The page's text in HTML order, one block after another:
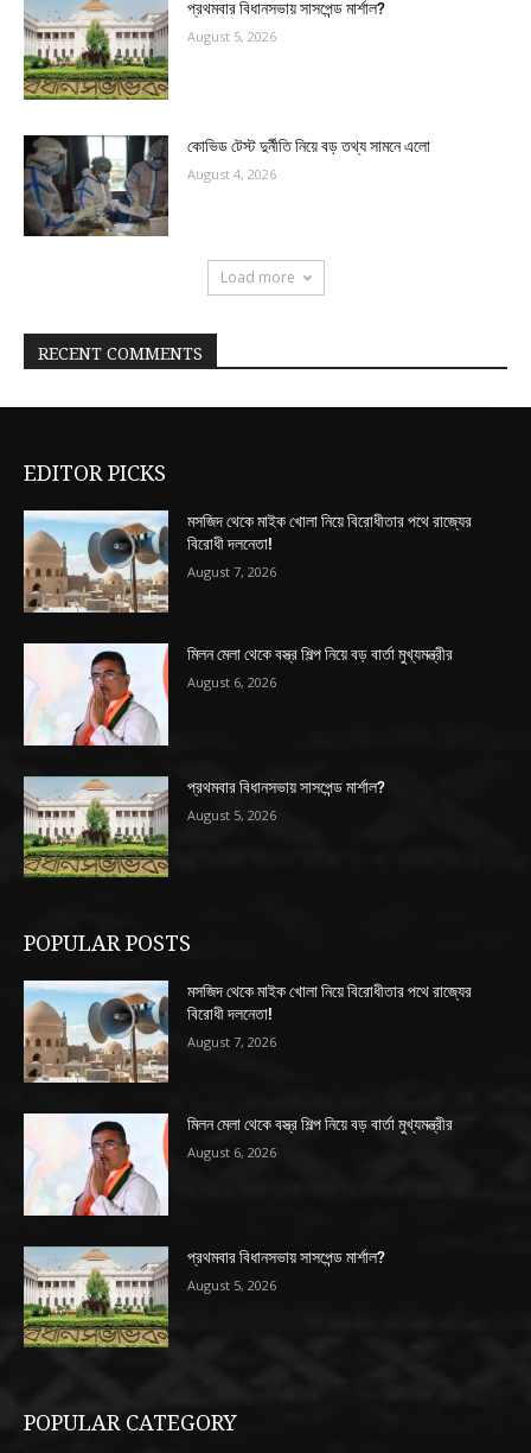
প্রথমবার বিধানসভায় সাসপেন্ড মার্শাল?
August 5, 2026
কোভিড টেস্ট দুর্নীতি নিয়ে বড় তথ্য সামনে এলো
August 4, 2026
Load more
RECENT COMMENTS
EDITOR PICKS
মসজিদ থেকে মাইক খোলা নিয়ে বিরোধীতার পথে রাজ্যের
বিরোধী দলনেতা!
August 7, 2026
মিলন মেলা থেকে বস্ত্র শিল্প নিয়ে বড় বার্তা মুখ্যমন্ত্রীর
August 6, 2026
প্রথমবার বিধানসভায় সাসপেন্ড মার্শাল?
August 5, 2026
POPULAR POSTS
মসজিদ থেকে মাইক খোলা নিয়ে বিরোধীতার পথে রাজ্যের
বিরোধী দলনেতা!
August 7, 2026
মিলন মেলা থেকে বস্ত্র শিল্প নিয়ে বড় বার্তা মুখ্যমন্ত্রীর
August 6, 2026
প্রথমবার বিধানসভায় সাসপেন্ড মার্শাল?
August 5, 2026
POPULAR CATEGORY